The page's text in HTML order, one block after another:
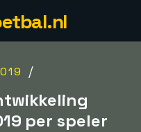
/
per speler